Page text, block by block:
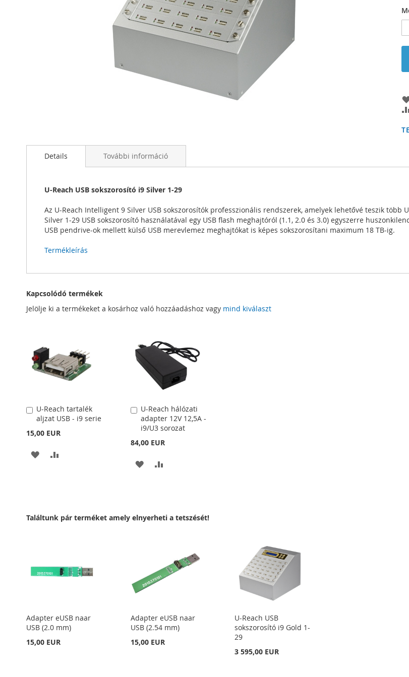
képgaléria
elejéreDetails
U-Reach USB sokszorosító i9 Silver 1-29
Az U-Reach Intelligent 9 Silver USB sokszorosítók professzionális rendszerek, amelyek lehetővé teszik több
Silver 1-29 USB sokszorosító használatával egy USB flash meghajtóról (1.1, 2.0 és 3.0) egyszerre
USB pendrive-ok mellett külső USB merevlemez meghajtókat is képes sokszorosítani maximum 18 TB-ig.
Termékleírás
További információ
Kapcsolódó termékek
Jelölje ki a termékeket a kosárhoz való hozzáadáshoz vagy mind kiválaszt
U-Reach tartalék
aljzat USB - i9 serie
15,00 EUR
Kosárba
HOZZÁADÁS
U-Reach hálózati
adapter 12V 12,5A -
i9/U3 sorozat
84,00 EUR
Kosárba
HOZZÁADÁS
Találtunk pár terméket amely elnyerheti a tetszését!
Adapter eUSB naar
USB (2.0 mm)
15,00 EUR
Adapter eUSB naar
USB (2.54 mm)
15,00 EUR
U-Reach USB
sokszorosító i9 Gold 1-
29
3 595,00 EUR